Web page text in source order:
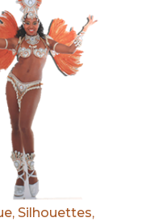
, Silhouettes,